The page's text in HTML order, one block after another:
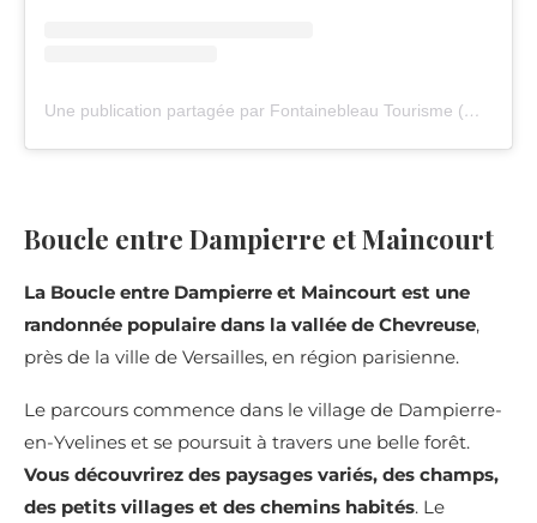
Une publication partagée par Fontainebleau Tourisme (@fontainebleau_tourisme)
Boucle entre Dampierre et Maincourt
La Boucle entre Dampierre et Maincourt est une
randonnée populaire dans la vallée de Chevreuse,
près de la ville de Versailles, en région parisienne.
Le parcours commence dans le village de Dampierre-
en-Yvelines et se poursuit à travers une belle forêt.
Vous découvrirez des paysages variés, des champs,
des petits villages et des chemins habités. Le